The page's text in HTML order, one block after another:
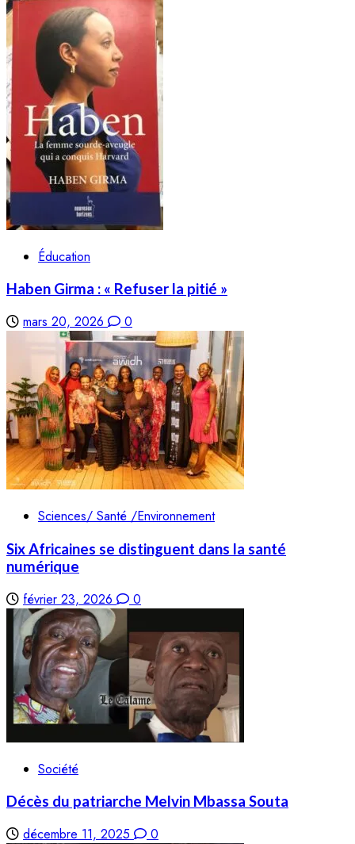
Éducation
Haben Girma : « Refuser la pitié »
mars 20, 2026 0
Sciences/ Santé /Environnement
Six Africaines se distinguent dans la santé
numérique
février 23, 2026 0
Société
Décès du patriarche Melvin Mbassa Souta
décembre 11, 2025 0